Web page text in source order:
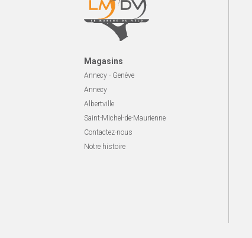
Magasins
Annecy - Genève
Annecy
Albertville
Saint-Michel-de-Maurienne
Contactez-nous
Notre histoire